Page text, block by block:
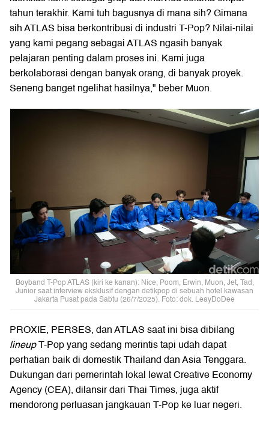
tahun terakhir. Kami tuh bagusnya di mana sih? Gimana
sih ATLAS bisa berkontribusi di industri T-Pop? Nilai-nilai
yang kami pegang sebagai ATLAS ngasih banyak
pelajaran penting dalam proses ini. Kami juga
berkolaborasi dengan banyak orang, di banyak proyek.
Seneng banget ngelihat hasilnya," beber Muon.
Boyband T-Pop ATLAS (kiri ke kanan): Nice, Poom, Erwin, Muon, Jet, Tad,
Junior saat interview eksklusif dengan detikpop di sebuah hotel kawasan
Jakarta Pusat pada Sabtu (26/7/2025). Foto: dok. LeayDoDee
PROXIE, PERSES, dan ATLAS saat ini bisa dibilang
lineupT-Pop yang sedang merintis tapi udah dapat
perhatian baik di domestik Thailand dan Asia Tenggara.
Dukungan dari pemerintah lokal lewat Creative Economy
Agency (CEA), dilansir dari Thai Times, juga aktif
mendorong perluasan jangkauan T-Pop ke luar negeri.